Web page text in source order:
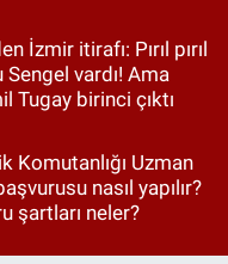
İzmir itirafı: Pırıl pırıl
vardı! Ama
Tugay birinci çıktı
Komutanlığı Uzman
nasıl yapılır?
şartları neler?